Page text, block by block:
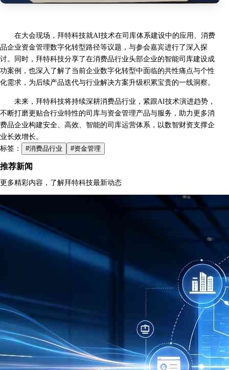
在大会现场，拜特科技就AI技术在司库体系建设中的应用、消费
品企业资金管理数字化转型路径等议题，与参会嘉宾进行了深入探
讨。同时，拜特科技分享了在消费品行业头部企业的智能司库建设成
功案例，也深入了解了当前企业数字化转型中面临的共性痛点与个性
化需求，为后续产品迭代与行业解决方案升级积累宝贵的一线洞察。
未来，拜特科技将持续深耕消费品行业，紧跟AI技术演进趋势，
不断打磨更贴合行业特性的司库与资金管理产品与服务，助力更多消
费品企业构建安全、高效、智能的司库运营体系，以数智财资支撑企
业长效增长。
标签：
#消费品行业 #资金管理
推荐新闻
更多精彩内容，了解拜特科技最新动态